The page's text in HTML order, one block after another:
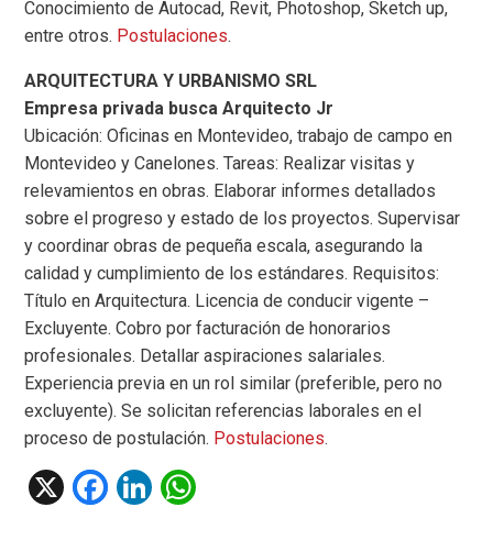
Conocimiento de Autocad, Revit, Photoshop, Sketch up,
entre otros. Postulaciones.
ARQUITECTURA Y URBANISMO SRL
Empresa privada busca Arquitecto Jr
Ubicación: Oficinas en Montevideo, trabajo de campo en
Montevideo y Canelones. Tareas: Realizar visitas y
relevamientos en obras. Elaborar informes detallados
sobre el progreso y estado de los proyectos. Supervisar
y coordinar obras de pequeña escala, asegurando la
calidad y cumplimiento de los estándares. Requisitos:
Título en Arquitectura. Licencia de conducir vigente –
Excluyente. Cobro por facturación de honorarios
profesionales. Detallar aspiraciones salariales.
Experiencia previa en un rol similar (preferible, pero no
excluyente). Se solicitan referencias laborales en el
proceso de postulación. Postulaciones.
X
F
Li